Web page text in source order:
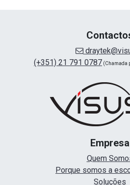
(+351) 21 791 0787 (Chamada
Empresa
Quem
Porque somos a
Soluções